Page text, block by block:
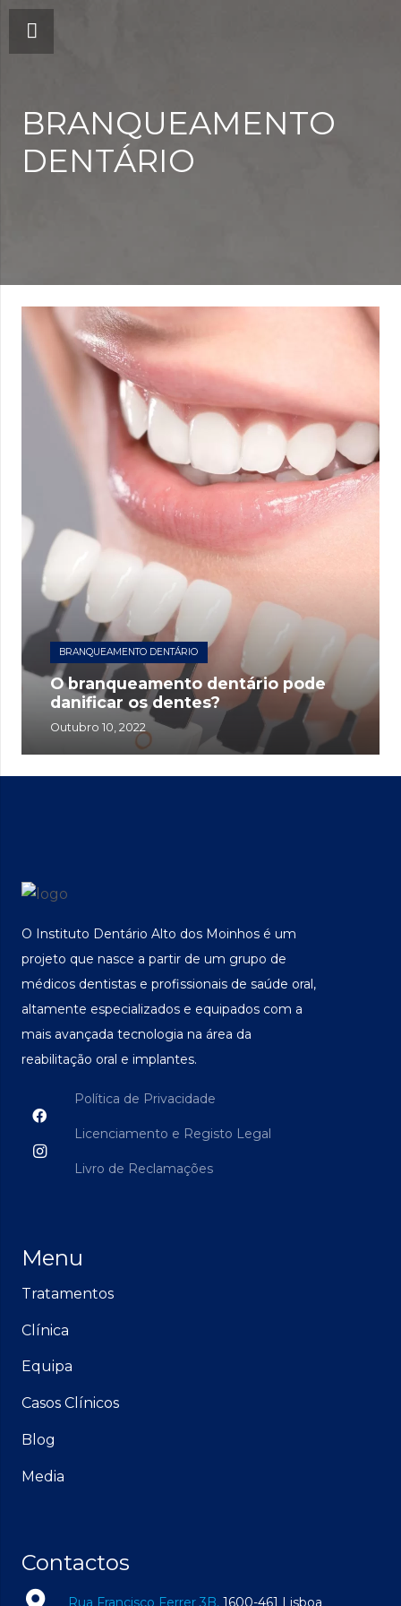
BRANQUEAMENTO
DENTÁRIO
BRANQUEAMENTO DENTÁRIO
O branqueamento dentário pode
danificar os dentes?
Outubro 10, 2022
O Instituto Dentário Alto dos Moinhos é um
projeto que nasce a partir de um grupo de
médicos dentistas e profissionais de saúde oral,
altamente especializados e equipados com a
mais avançada tecnologia na área da
reabilitação oral e implantes.
Política de Privacidade
Licenciamento e Registo Legal
Livro de Reclamações
Menu
Tratamentos
Clínica
Equipa
Casos Clínicos
Blog
Media
Contactos
Rua Francisco Ferrer 3B, 1600-461 Lisboa